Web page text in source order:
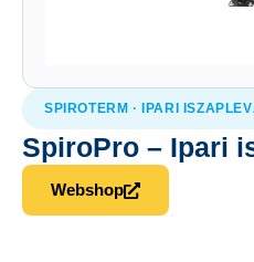
SPIROTERM · IPARI
SpiroPro – Ipari
Webshop